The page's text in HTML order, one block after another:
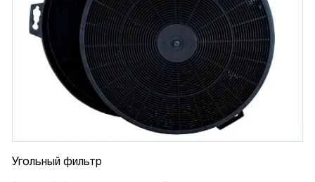
Угольный фильтр